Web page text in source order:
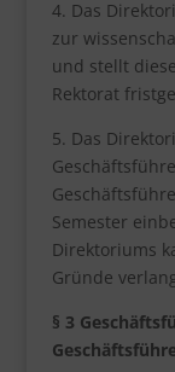
4. Das
zur
und stellt
Rektorat
5. Das
Semester
Direktoriums
Gründe
§ 3